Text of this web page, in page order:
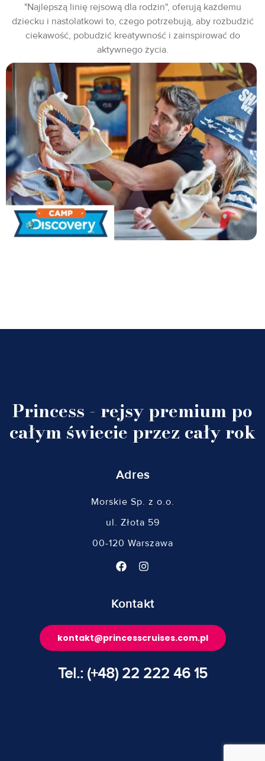
"Najlepszą linię rejsową dla rodzin", oferują każdemu
dziecku i nastolatkowi to, czego potrzebują, aby rozbudzić
ciekawość, pobudzić kreatywność i zainspirować do
aktywnego życia.
Princess - rejsy premium po
całym świecie przez cały rok
Adres
Morskie Sp. z o.o.
ul. Złota 59
00-120 Warszawa
Kontakt
kontakt@princesscruises.com.pl
Tel.: (+48) 22 222 46 15